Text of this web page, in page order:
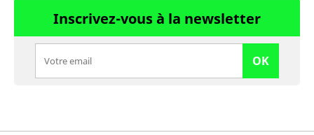
Inscrivez-vous à la newsletter
OK